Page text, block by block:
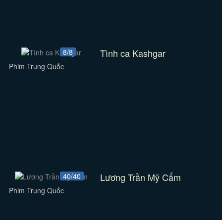
8/8 Tình ca Kashgar
Phim Trung Quốc
40/40 Lương Trần Mỹ Cẩm
Phim Trung Quốc